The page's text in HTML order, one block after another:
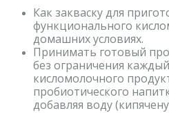
Как закваску для
функционального
домашних условиях.
Принимать готовый
без ограничения
кисломолочного
пробиотического
добавляя воду